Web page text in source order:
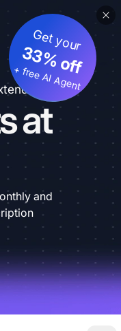
at
Get your
33% off
+ free AI Agent
and